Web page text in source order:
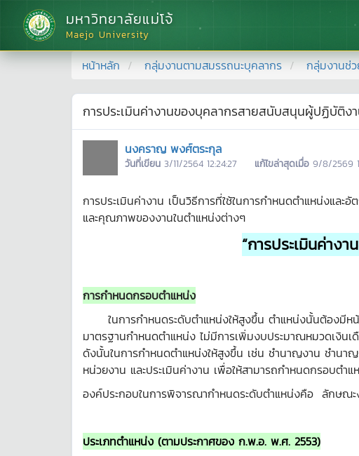
มหาวิทยาลัยแม่โจ้
Maejo University
หน้าหลัก กลุ่มงานตามสมรรถนะบุคลากร กลุ่มงานช่ว
การประเมินค่างานของบุคลากรสายสนับสนุนผู้ปฏิบัติง
นงคราญ พงศ์ตระกุล
วันที่เขียน 3/11/2564 12:24:27 แก้ไขล่าสุดเมื่อ 9/8/2569
การประเมินค่างาน เป็นวิธีการที่ใช้ในการกำหนดตำแหน่งแล
และคุณภาพของงานในตำแหน่งต่างๆ
“การประเมินค่า
การกำหนดกรอบตำแหน่ง
ในการกำหนดระดับตำแหน่งให้สูงขึ้น ตำแหน่งนั้นต้องมีหน้
มาตรฐานกำหนดตำแหน่ง ไม่มีการเพิ่มงบประมาณหมวดเงินเ
ดังนั้นในการกำหนดตำแหน่งให้สูงขึ้น เช่น ชำนาญงาน ชำนา
หน่วยงาน และประเมินค่างาน เพื่อให้สามารถกำหนดกรอบต
องค์ประกอบในการพิจารณากำหนดระดับตำแหน่งคือ ลักษณะ
ประเภทตำแหน่ง (ตามประกาศของ ก.พ.อ. พ.ศ. 2553)